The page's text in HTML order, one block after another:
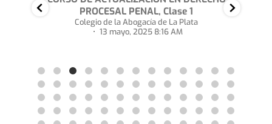
PROCESAL PENAL, Clase 1
Colegio de la Abogacía de La Plata
13 mayo, 2025 8:16 AM